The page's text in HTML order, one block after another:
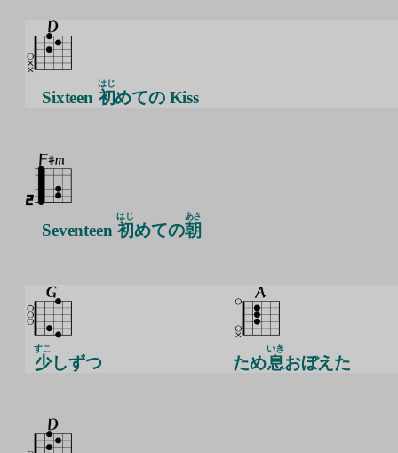
Sixteen 初
はじ
めての Kiss
Seventeen 初
はじ
めての朝
あさ
少
すこ
しずつ ため息
いき
おぼえた